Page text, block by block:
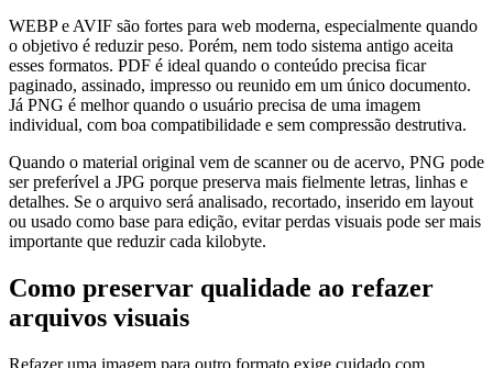
WEBP e AVIF são fortes para web moderna, especialmente quando
o objetivo é reduzir peso. Porém, nem todo sistema antigo aceita
esses formatos. PDF é ideal quando o conteúdo precisa ficar
paginado, assinado, impresso ou reunido em um único documento.
Já PNG é melhor quando o usuário precisa de uma imagem
individual, com boa compatibilidade e sem compressão destrutiva.
Quando o material original vem de scanner ou de acervo, PNG pode
ser preferível a JPG porque preserva mais fielmente letras, linhas e
detalhes. Se o arquivo será analisado, recortado, inserido em layout
ou usado como base para edição, evitar perdas visuais pode ser mais
importante que reduzir cada kilobyte.
Como preservar qualidade ao refazer
arquivos visuais